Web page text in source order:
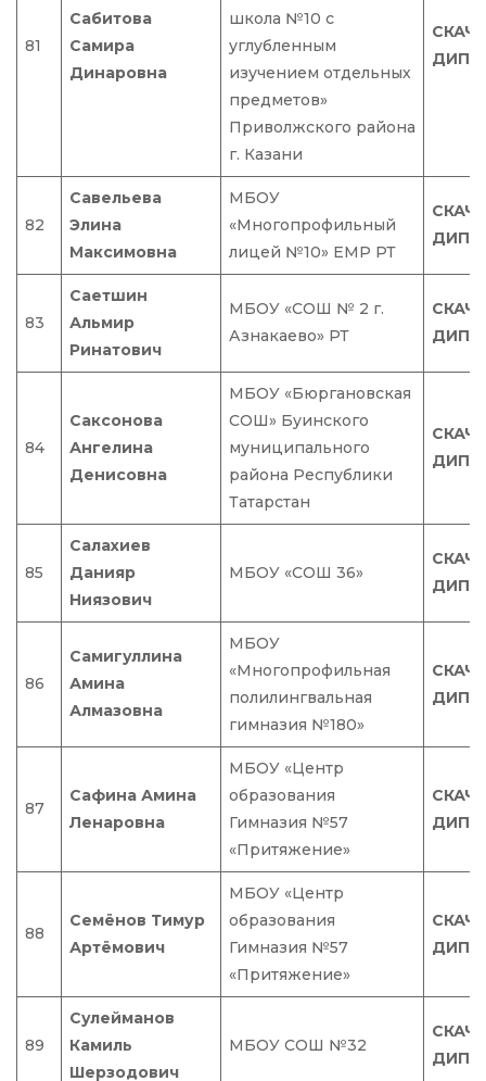
81
Сабитова
Самира
Динаровна
школа №10 с
углубленным
изучением отдельных
предметов»
Приволжского района
г. Казани
82
Савельева
Элина
Максимовна
МБОУ
«Многопрофильный
лицей №10» ЕМР РТ
83
Саетшин
Альмир
Ринатович
МБОУ «СОШ № 2 г.
Азнакаево» РТ
84
Саксонова
Ангелина
Денисовна
МБОУ «Бюргановская
СОШ» Буинского
муниципального
района Республики
Татарстан
85
Салахиев
Данияр
Ниязович
МБОУ «СОШ 36»
86
Самигуллина
Амина
Алмазовна
МБОУ
«Многопрофильная
полилингвальная
гимназия №180»
87
Сафина Амина
Ленаровна
МБОУ «Центр
образования
Гимназия №57
«Притяжение»
88
Семёнов Тимур
Артёмович
МБОУ «Центр
образования
Гимназия №57
«Притяжение»
89
Сулейманов
Камиль
Шерзодович
МБОУ СОШ №32